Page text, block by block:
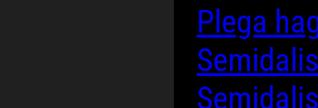
Plega